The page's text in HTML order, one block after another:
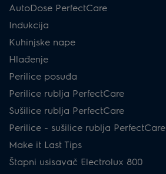
AutoDose PerfectCare
Indukcija
Kuhinjske nape
Hlađenje
Perilice posuđa
Perilice rublja PerfectCare
Sušilice rublja PerfectCare
Perilice - sušilice rublja PerfectCare
Make it Last Tips
Štapni usisavač Electrolux 800